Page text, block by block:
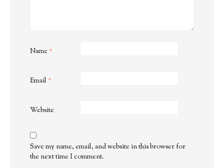
Name *
Email *
Website
Save my name, email, and website in this browser for
the next time I comment.